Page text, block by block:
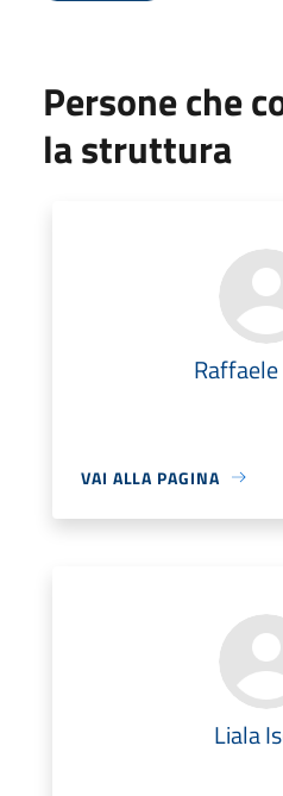
Persone che
la struttura
VAI ALLA PAGINA
Liala